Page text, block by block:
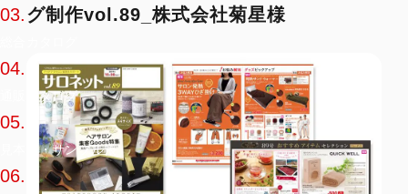
03.
04.
通販カタログ
05.
見本帳・サンプル帳
06.
グ制作vol.89_株式会社菊星様